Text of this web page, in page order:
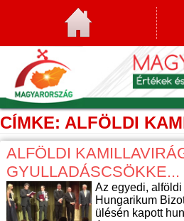
CÍMKE: ALFÖLDI
ALFÖLDI
GYULLADÁSCSÖKKE...
Az egyedi,
Hungarikum
ülésén kapott